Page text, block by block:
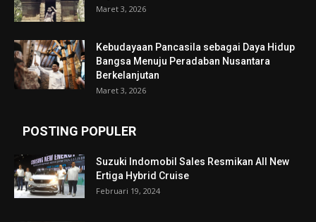
Maret 3, 2026
Kebudayaan Pancasila sebagai Daya Hidup
Bangsa Menuju Peradaban Nusantara
Berkelanjutan
Maret 3, 2026
POSTING POPULER
Suzuki Indomobil Sales Resmikan All New
Ertiga Hybrid Cruise
Februari 19, 2024